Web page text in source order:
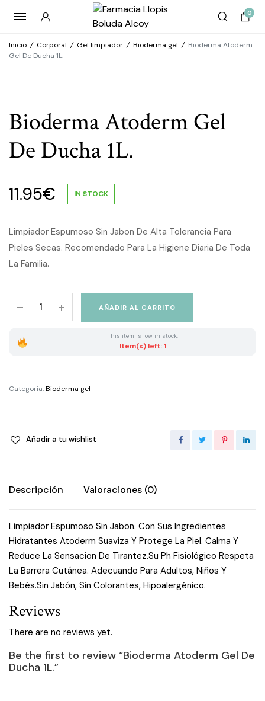
0
Inicio / Corporal / Gel limpiador / Bioderma gel / Bioderma Atoderm
Gel De Ducha 1L.
Bioderma Atoderm Gel
De Ducha 1L.
11.95€ IN STOCK
Limpiador Espumoso Sin Jabon De Alta Tolerancia Para
Pieles Secas. Recomendado Para La Higiene Diaria De Toda
La Familia.
Atoderm
quantity
AÑADIR AL CARRITO
This item is low in stock.
Item(s) left: 1
Categoría:Bioderma gel
Añadir a tu wishlist
Descripción Valoraciones (0)
Limpiador Espumoso Sin Jabon. Con Sus Ingredientes
Hidratantes Atoderm Suaviza Y Protege La Piel. Calma Y
Reduce La Sensacion De Tirantez.Su Ph Fisiológico Respeta
La Barrera Cutánea. Adecuando Para Adultos, Niños Y
Bebés.Sin Jabón, Sin Colorantes, Hipoalergénico.
Reviews
There are no reviews yet.
Be the first to review “Bioderma Atoderm Gel De
Ducha 1L.”